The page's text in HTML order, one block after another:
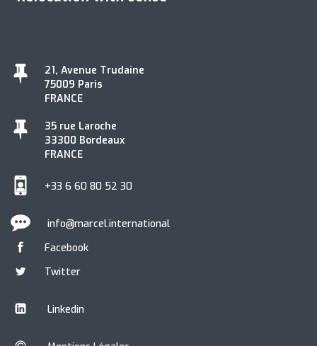
21, Avenue Trudaine
75009 Paris
FRANCE
35 rue Laroche
33300 Bordeaux
FRANCE
+33 6 60 80 52 30
info@marcel.international
Facebook
Twitter
Linkedin